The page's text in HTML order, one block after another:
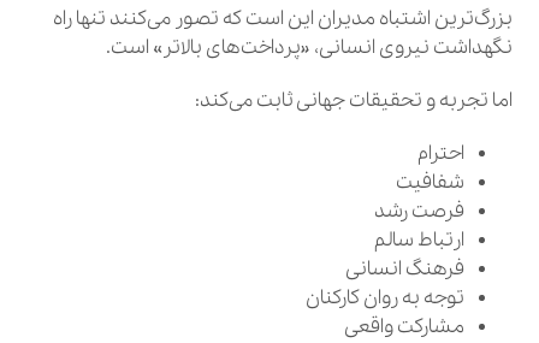
بزرگ‌ترین اشتباه مدیران این است که تصور می‌کنند تنها راه
نگهداشت نیروی انسانی، «پرداخت‌های بالاتر» است.
اما تجربه و تحقیقات جهانی ثابت می‌کند:
احترام
شفافیت
فرصت رشد
ارتباط سالم
فرهنگ انسانی
توجه به روان کارکنان
مشارکت واقعی